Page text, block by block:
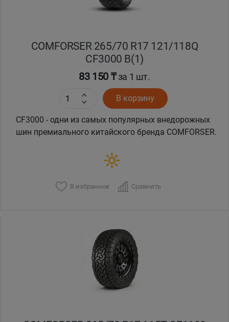
COMFORSER 265/70 R17 121/118Q
CF3000 B(1)
83 150 ₸за 1 шт.
В корзину
CF3000 - одни из самых популярных внедорожных
шин премиального китайского бренда COMFORSER.
В избранное Сравнить